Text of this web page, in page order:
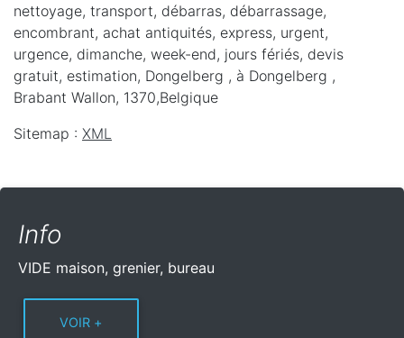
nettoyage, transport, débarras, débarrassage,
encombrant, achat antiquités, express, urgent,
urgence, dimanche, week-end, jours fériés, devis
gratuit, estimation, Dongelberg , à Dongelberg ,
Brabant Wallon, 1370,Belgique
Sitemap : XML
Info
VIDE maison, grenier, bureau